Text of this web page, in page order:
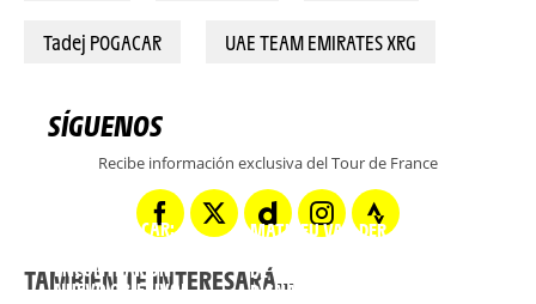
Tadej POGACAR UAE TEAM EMIRATES XRG
SÍGUENOS
Recibe información exclusiva del Tour de France
TAMBIÉN TE INTERESARÁ...
TADEJ POGACAR:
ENCONTRAR UN
NUEVO OBJETIVO”
MATHIEU VAN DER
DE GANAR HA SIDO
DIGNA DE UN